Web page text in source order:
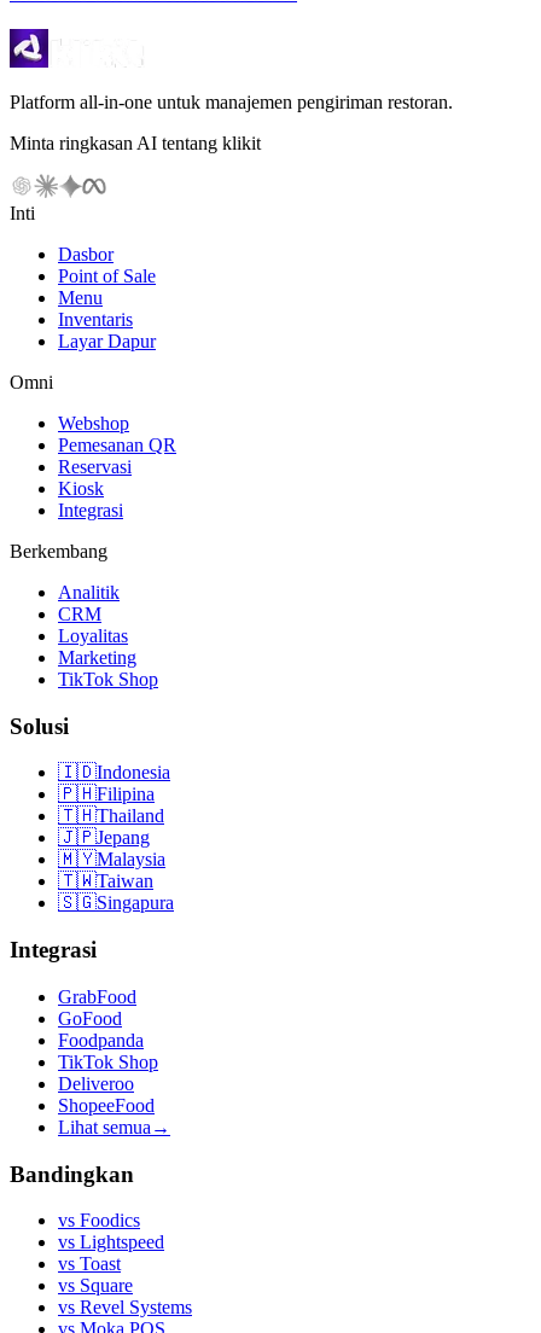
Platform all-in-one untuk manajemen pengiriman restoran.
Minta ringkasan AI tentang klikit
Inti
Dasbor
Point of Sale
Menu
Inventaris
Layar Dapur
Omni
Webshop
Pemesanan QR
Reservasi
Kiosk
Integrasi
Berkembang
Analitik
CRM
Loyalitas
Marketing
TikTok Shop
Solusi
🇮🇩Indonesia
🇵🇭Filipina
🇹🇭Thailand
🇯🇵Jepang
🇲🇾Malaysia
🇹🇼Taiwan
🇸🇬Singapura
Integrasi
GrabFood
GoFood
Foodpanda
TikTok Shop
Deliveroo
ShopeeFood
Lihat semua →
Bandingkan
vs Foodics
vs Lightspeed
vs Toast
vs Square
vs Revel Systems